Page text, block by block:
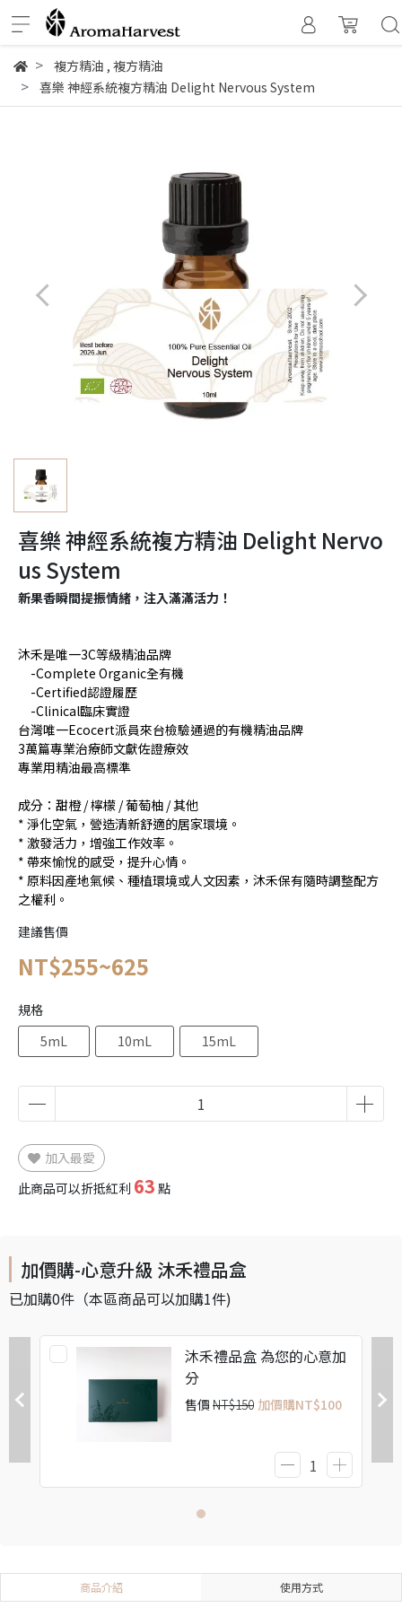
複方精油 , 複方精油
喜樂 神經系統複方精油 Delight Nervous System
喜樂 神經系統複方精油 Delight Nervo
us System
沐禾是唯一3C等級精油品牌
-Complete Organic全有機
-Certified認證履歷
-Clinical臨床實證
台灣唯一Ecocert派員來台檢驗通過的有機精油品牌
3萬篇專業治療師文獻佐證療效
專業用精油最高標準
成分：甜橙 / 檸檬 / 葡萄柚 / 其他
* 淨化空氣，營造清新舒適的居家環境。
* 激發活力，增強工作效率。
* 帶來愉悅的感受，提升心情。
* 原料因產地氣候、種植環境或人文因素，沐禾保有隨時調整配方
之權利。
新果香瞬間提振情緒，注入滿滿活力！
建議售價
NT$255~625
規格
5mL
10mL 15mL
加入最愛
此商品可以折抵紅利 63 點
加價購-心意升級 沐禾禮品盒
已加購0件 （本區商品可以加購1件)
沐禾禮品盒 為您的心意加
分
售價 NT$150 加價購NT$100
商品介紹 使用方式